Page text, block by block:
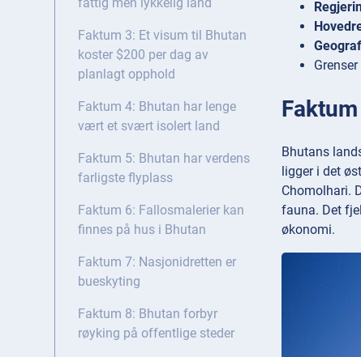
Faktum 3: Et visum til Bhutan
koster $200 per dag av
planlagt opphold
Faktum 4: Bhutan har lenge
vært et svært isolert land
Faktum 5: Bhutan har verdens
farligste flyplass
Faktum 6: Fallosmalerier kan
finnes på hus i Bhutan
Faktum 7: Nasjonidretten er
bueskyting
Faktum 8: Bhutan forbyr
røyking på offentlige steder
Bhutans
ligger i det
Chomolhari.
fauna. Det
økonomi.